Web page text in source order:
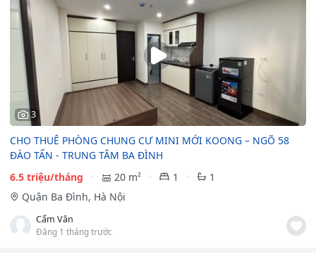
3
CHO THUÊ PHÒNG CHUNG CƯ MINI MỚI KOONG – NGÕ 58
ĐÀO TẤN - TRUNG TÂM BA ĐÌNH
6.5 triệu/tháng
20 m² 1
1
Quận Ba Đình, Hà Nội
Cẩm Vân
Đăng 1 tháng trước